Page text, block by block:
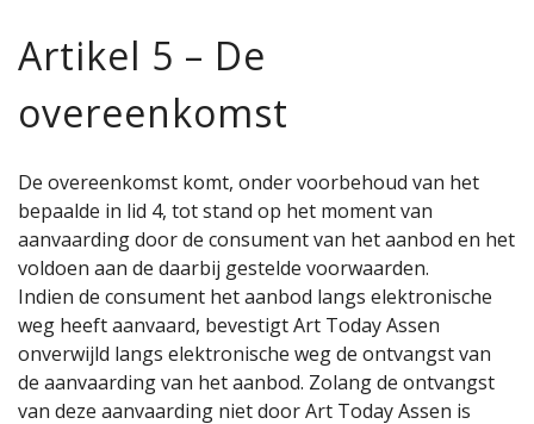
Artikel 5 – De
overeenkomst
De overeenkomst komt, onder voorbehoud van het
bepaalde in lid 4, tot stand op het moment van
aanvaarding door de consument van het aanbod en het
voldoen aan de daarbij gestelde voorwaarden.
Indien de consument het aanbod langs elektronische
weg heeft aanvaard, bevestigt Art Today Assen
onverwijld langs elektronische weg de ontvangst van
de aanvaarding van het aanbod. Zolang de ontvangst
van deze aanvaarding niet door Art Today Assen is